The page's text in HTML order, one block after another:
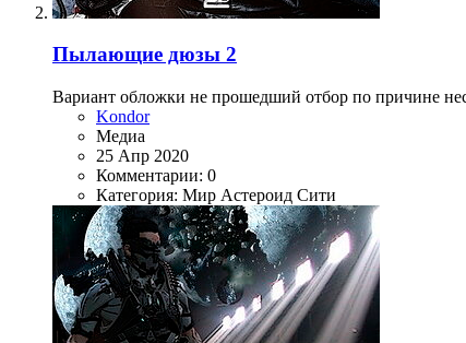
Пылающие дюзы 2
Вариант обложки не прошедший отбор по причине
Kondor
Медиа
25 Апр 2020
Комментарии: 0
Категория: Мир Астероид Сити